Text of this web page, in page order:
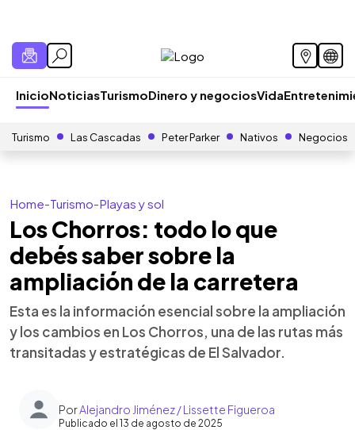
InicioNoticiasTurismoDinero y negociosVida
Turismo Las Cascadas Peter Parker Nativos Negocios
Home-Turismo-Playas y sol
Los Chorros: todo lo que
debés saber sobre la
ampliación de la carretera
Esta es la información esencial sobre la ampliación
y los cambios en Los Chorros, una de las rutas más
transitadas y estratégicas de El Salvador.
PorAlejandro Jiménez / Lissette Figueroa
Publicado el 13 de agosto de 2025